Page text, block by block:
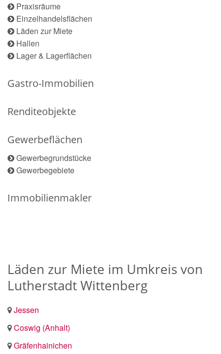
Praxisräume
Einzelhandelsflächen
Läden zur Miete
Hallen
Lager & Lagerflächen
Gastro-Immobilien
Renditeobjekte
Gewerbeflächen
Gewerbegrundstücke
Gewerbegebiete
Immobilienmakler
Läden zur Miete im Umkreis von
Lutherstadt Wittenberg
Jessen
Coswig (Anhalt)
Gräfenhainichen